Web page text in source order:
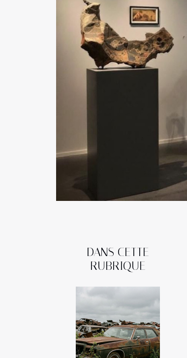
DANS CETTE
RUBRIQUE